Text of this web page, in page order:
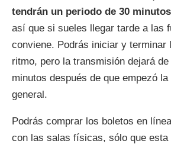
tendrán un periodo de 30
así que si sueles llegar tarde a las
conviene. Podrás iniciar y terminar
ritmo, pero la transmisión dejará
minutos después de que empezó
general.
Podrás comprar los boletos en
con las salas físicas, sólo que esta